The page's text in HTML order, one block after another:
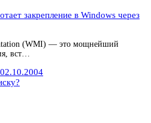
закрепление в Windows через
(WMI) — это мощнейший
вст…